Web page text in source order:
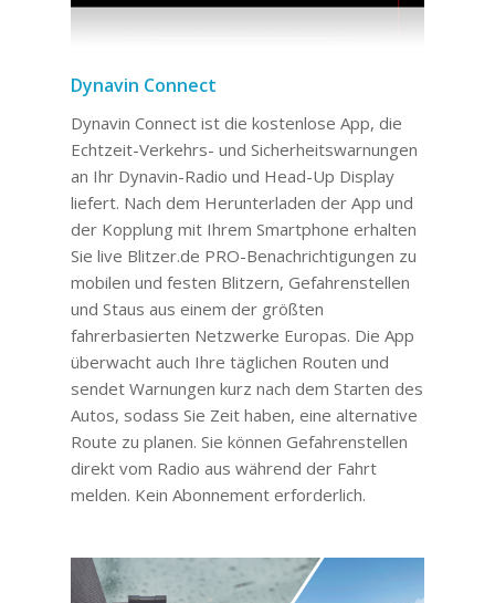
Dynavin Connect
Dynavin Connect ist die kostenlose App, die
Echtzeit-Verkehrs- und Sicherheitswarnungen
an Ihr Dynavin-Radio und Head-Up Display
liefert. Nach dem Herunterladen der App und
der Kopplung mit Ihrem Smartphone erhalten
Sie live Blitzer.de PRO-Benachrichtigungen zu
mobilen und festen Blitzern, Gefahrenstellen
und Staus aus einem der größten
fahrerbasierten Netzwerke Europas. Die App
überwacht auch Ihre täglichen Routen und
sendet Warnungen kurz nach dem Starten des
Autos, sodass Sie Zeit haben, eine alternative
Route zu planen. Sie können Gefahrenstellen
direkt vom Radio aus während der Fahrt
melden. Kein Abonnement erforderlich.